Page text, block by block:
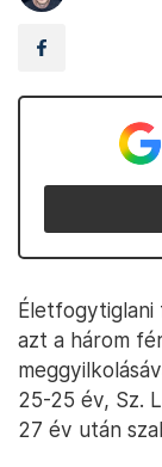
azt a három
25-25 év, Sz.
27 év után